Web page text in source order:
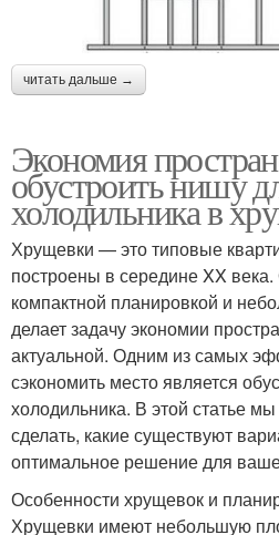
читать дальше →
Экономия
обустроить нишу
холодильника в
Хрущевки — это типовые
построены в середине XX
компактной планировкой и
делает задачу экономии
актуальной. Одним из самых
сэкономить место является
холодильника. В этой статье
сделать, какие существуют
оптимальное решение для
Особенности хрущевок и
Хрущевки имеют небольшую